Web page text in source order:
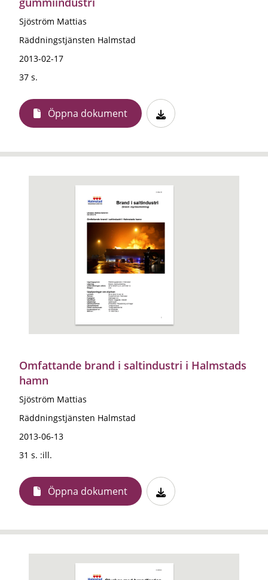
Sjöström Mattias
Räddningstjänsten Halmstad
2013-02-17
37 s.
Öppna dokument
Omfattande brand i saltindustri i Halmstads
hamn
Sjöström Mattias
Räddningstjänsten Halmstad
2013-06-13
31 s. :ill.
Öppna dokument